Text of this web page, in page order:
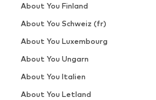
About You Finland
About You Schweiz (fr)
About You Luxembourg
About You Ungarn
About You Italien
About You Letland